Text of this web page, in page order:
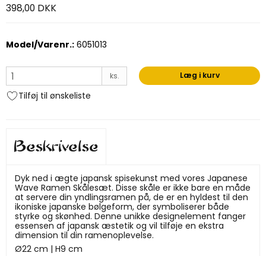
398,00 DKK
Model/Varenr.: 6051013
ks. Læg i kurv
Tilføj til ønskeliste
Beskrivelse
Dyk ned i ægte japansk spisekunst med vores Japanese
Wave Ramen Skålesæt. Disse skåle er ikke bare en måde
at servere din yndlingsramen på, de er en hyldest til den
ikoniske japanske bølgeform, der symboliserer både
styrke og skønhed. Denne unikke designelement fanger
essensen af japansk æstetik og vil tilføje en ekstra
dimension til din ramenoplevelse.
Ø22 cm | H9 cm